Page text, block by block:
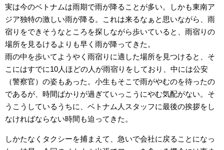
実は今のベトナムは雨期で雨が降ることが多い。しかも東南ア
ジア独特の激しい雨が降る。これは来るなぁと思いながら、雨
宿りをできそうなところを探しながら歩いていると、雨宿りの
場所を見るけるよりも早く雨が降ってきた。
雨の中を歩いてようやく雨宿りに適した場所を見つけると、そ
こにはすでに10人ほどの人が雨宿りをしており、中には公安
（警察官）の姿もあった。小生もそこで雨がやむのを待ったの
であるが、時間ばかりが過ぎていっこうにやむ気配がない。そ
うこうしているうちに、ベトナム人スタッフに最後の挨拶をし
なければならない時間も迫ってきた。
しかたなくタクシーを捕まえて、急いで会社に戻ることになっ